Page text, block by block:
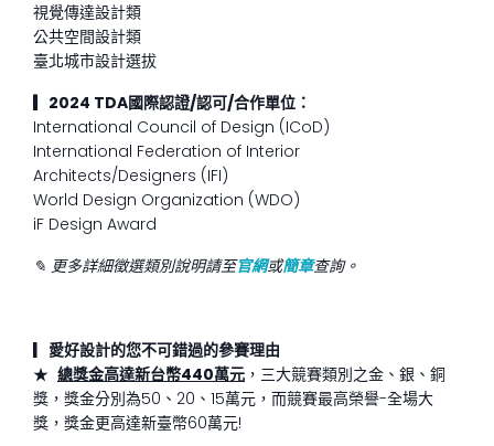
視覺傳達設計類
公共空間設計類
臺北城市設計選拔
▎2024 TDA國際認證/認可/合作單位：
International Council of Design (ICoD)
International Federation of Interior
Architects/Designers (IFI)
World Design Organization (WDO)
iF Design Award
✎ 更多詳細徵選類別說明請至官網或簡章查詢。
愛好設計的您不可錯過的參賽理由
★ 總獎金高達新台幣440萬元 ，三大競賽類別之金、銀、銅
獎，獎金分別為50、20、15萬元，而競賽最高榮譽-全場大
獎，獎金更高達新臺幣60萬元!